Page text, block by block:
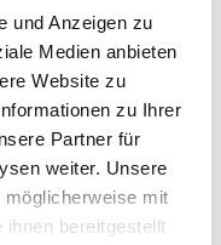
und Anzeigen zu
Medien anbieten
Website zu
zu Ihrer
Partner für
weiter. Unsere
mit
bereitgestellt
Stahl
Zähne